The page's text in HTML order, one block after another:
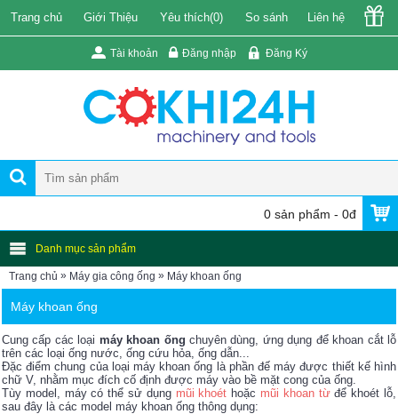
Trang chủ Giới Thiệu Yêu thích(0) So sánh Liên hệ
Tài khoản Đăng nhập Đăng Ký
0 sản phẩm - 0đ
Danh mục sản phẩm
Trang chủ » Máy gia công ống » Máy khoan ống
Máy khoan ống
Cung cấp các loại máy khoan ống chuyên dùng, ứng dụng để khoan cắt lỗ
trên các loại ống nước, ống cứu hỏa, ống dẫn...
Đặc điểm chung của loại máy khoan ống là phần đế máy được thiết kế hình
chữ V, nhằm mục đích cố định được máy vào bề mặt cong của ống.
Tùy model, máy có thể sử dụng mũi khoét hoặc mũi khoan từđể khoét lỗ,
sau đây là các model máy khoan ống thông dụng: